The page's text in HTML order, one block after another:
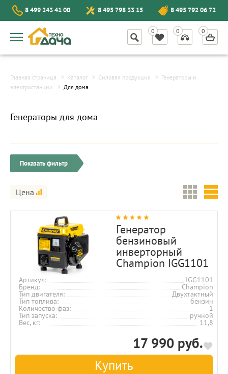
8 499 243 41 00 8 495 798 33 15 8 495 792 06 72
Главная страница Каталог Силовая продукция
Генераторы и
электростанции
Для дома
Генераторы для дома
Показать фильтр
Цена
Генератор
бензиновый
инверторный
Champion IGG1101
Артикул IGG1101
Бренд Champion
Тип двигателя Двухтактный
Тип топлива бензин
Количество фаз 1
Тип запуска ручной
Вес, кг 11,8
17 990 руб.
Купить